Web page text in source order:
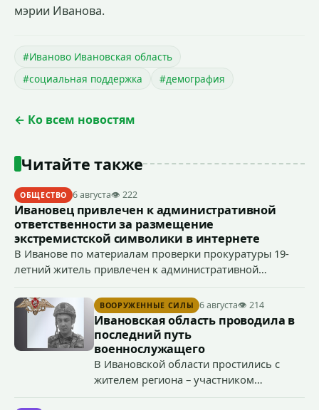
мэрии Иванова.
#Иваново Ивановская область
#социальная поддержка
#демография
← Ко всем новостям
Читайте также
ОБЩЕСТВО 6 августа👁 222
Ивановец привлечен к административной
ответственности за размещение
экстремистской символики в интернете
В Иванове по материалам проверки прокуратуры 19-
летний житель привлечен к административной
демонстрирование символики экстремистской
организации, если эти действия не содержат признаков
уголовно наказуемого деяния) за размещение
экстремистской символики в сети Интернет.
ВООРУЖЕННЫЕ СИЛЫ 6 августа👁 214
Ивановская область проводила в
последний путь
военнослужащего
В Ивановской области простились с
жителем региона – участником